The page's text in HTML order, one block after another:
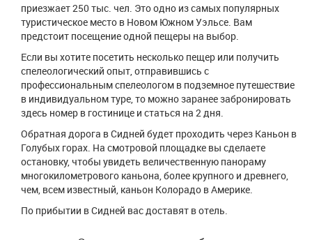
приезжает 250 тыс. чел. Это одно из самых популярных
туристическое место в Новом Южном Уэльсе. Вам
предстоит посещение одной пещеры на выбор.
Если вы хотите посетить несколько пещер или получить
спелеологический опыт, отправившись с
профессиональным спелеологом в подземное путешествие
в индивидуальном туре, то можно заранее забронировать
здесь номер в гостинице и статься на 2 дня.
Обратная дорога в Сидней будет проходить через Каньон в
Голубых горах. На смотровой площадке вы сделаете
остановку, чтобы увидеть величественную панораму
многокилометрового каньона, более крупного и древнего,
чем, всем известный, каньон Колорадо в Америке.
По прибытии в Сидней вас доставят в отель.